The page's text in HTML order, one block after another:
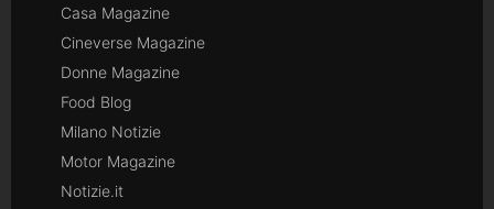
Casa Magazine
Cineverse Magazine
Donne Magazine
Food Blog
Milano Notizie
Motor Magazine
Notizie.it